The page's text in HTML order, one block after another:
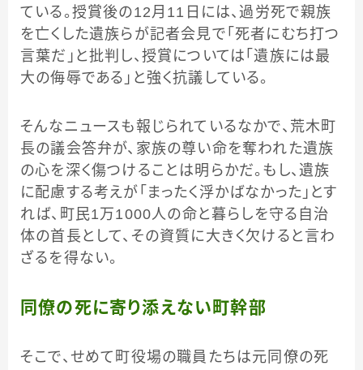
ている。授賞後の12月11日には、過労死で親族
を亡くした遺族らが記者会見で「死者にむち打つ
言葉だ」と批判し、授賞については「遺族には最
大の侮辱である」と強く抗議している。
そんなニュースも報じられているなかで、荒木町
長の議会答弁が、家族の尊い命を奪われた遺族
の心を深く傷つけることは明らかだ。もし、遺族
に配慮する考えが「まったく浮かばなかった」とす
れば、町民1万1000人の命と暮らしを守る自治
体の首長として、その資質に大きく欠けると言わ
ざるを得ない。
同僚の死に寄り添えない町幹部
そこで、せめて町役場の職員たちは元同僚の死